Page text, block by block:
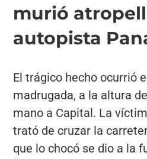
murió
autopista
El trágico hecho ocurrió
madrugada, a la altura
mano a Capital. La
trató de cruzar la
que lo chocó se dio a la